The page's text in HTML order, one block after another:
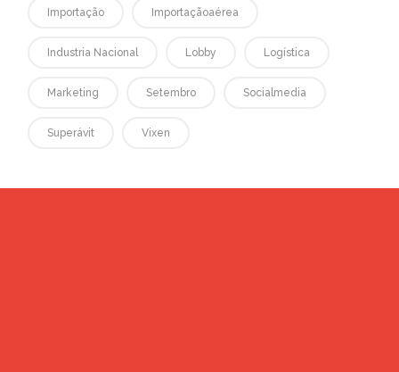
Importação Importaçãoaérea
Industria Nacional Lobby Logística
Marketing Setembro Socialmedia
Superávit Vixen